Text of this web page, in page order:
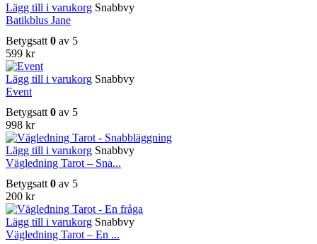
Lägg till i varukorg Snabbvy
Batikblus Jane
Betygsatt 0 av 5
599 kr
Lägg till i varukorg Snabbvy
Event
Betygsatt 0 av 5
998 kr
Lägg till i varukorg Snabbvy
Vägledning Tarot – Sna...
Betygsatt 0 av 5
200 kr
Lägg till i varukorg Snabbvy
Vägledning Tarot – En ...